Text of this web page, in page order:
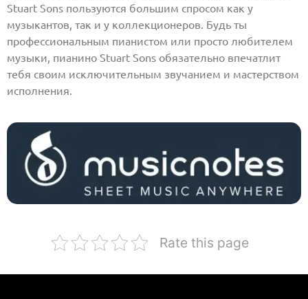
Stuart Sons пользуются большим спросом как у
музыкантов, так и у коллекционеров. Будь ты
профессиональным пианистом или просто любителем
музыки, пианино Stuart Sons обязательно впечатлит
тебя своим исключительным звучанием и мастерством
исполнения.
Rate this page